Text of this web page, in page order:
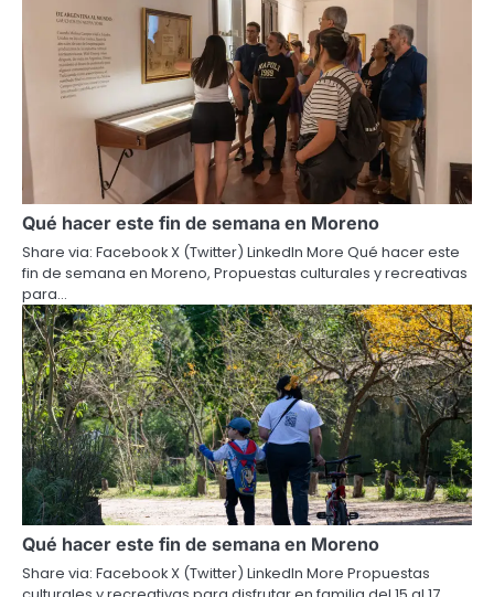
Qué hacer este fin de semana en Moreno
Share via: Facebook X (Twitter) LinkedIn More Qué hacer este
fin de semana en Moreno, Propuestas culturales y recreativas
para…
Qué hacer este fin de semana en Moreno
Share via: Facebook X (Twitter) LinkedIn More Propuestas